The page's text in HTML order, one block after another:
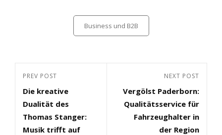
Business und B2B
Beitragsnavigation
Previous
Post
PREV POST
Die kreative
Dualität des
Thomas Stanger:
Musik trifft auf
Post
NEXT POST
Vergölst Paderborn:
Qualitätsservice für
Fahrzeughalter in
der Region